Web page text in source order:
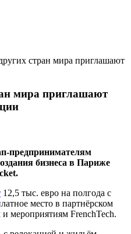
стран мира приглашают
мира приглашают
предпринимателям
бизнеса в Париже
12,5 тыс. евро на полгода с
место в партнёрском
мероприятиям FrenchTech.